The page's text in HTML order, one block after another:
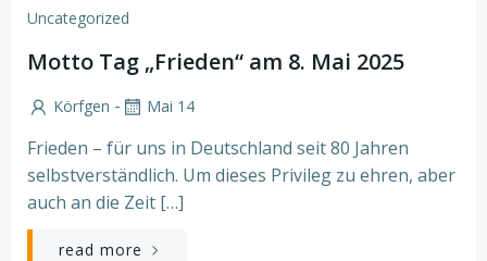
Uncategorized
Motto Tag „Frieden“ am 8. Mai 2025
Körfgen - Mai 14
Frieden – für uns in Deutschland seit 80 Jahren
selbstverständlich. Um dieses Privileg zu ehren, aber
auch an die Zeit […]
read more